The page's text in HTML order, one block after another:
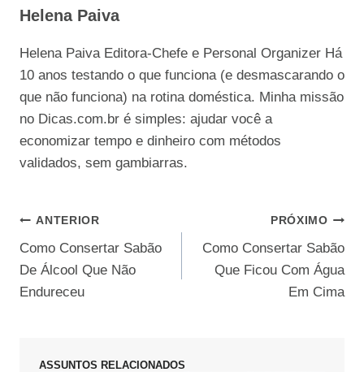
Helena Paiva
Helena Paiva Editora-Chefe e Personal Organizer Há
10 anos testando o que funciona (e desmascarando o
que não funciona) na rotina doméstica. Minha missão
no Dicas.com.br é simples: ajudar você a
economizar tempo e dinheiro com métodos
validados, sem gambiarras.
Navegação
de
Post
ANTERIOR
Como Consertar Sabão
De Álcool Que Não
Endureceu
PRÓXIMO
Como Consertar Sabão
Que Ficou Com Água
Em Cima
ASSUNTOS RELACIONADOS